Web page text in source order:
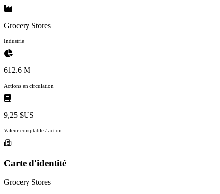
Grocery Stores
Industrie
612.6 M
Actions en circulation
9,25 $US
Valeur comptable / action
Carte d'identité
Grocery Stores